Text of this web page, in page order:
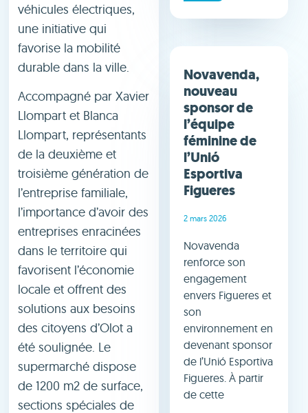
véhicules électriques,
une initiative qui
favorise la mobilité
durable dans la ville.
Accompagné par Xavier
Llompart et Blanca
Llompart, représentants
de la deuxième et
troisième génération de
l’entreprise familiale,
l’importance d’avoir des
entreprises enracinées
dans le territoire qui
favorisent l’économie
locale et offrent des
solutions aux besoins
des citoyens d’Olot a
été soulignée. Le
supermarché dispose
de 1200 m2 de surface,
sections spéciales de
Novavenda,
nouveau
sponsor de
l’équipe
féminine de
l’Unió
Esportiva
Figueres
2 mars 2026
Novavenda
renforce son
engagement
envers Figueres et
son
environnement en
devenant sponsor
de l’Unió Esportiva
Figueres. À partir
de cette